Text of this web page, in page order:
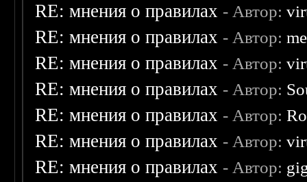
RE: мнения о правилах - Автор:
RE: мнения о правилах - Автор:
RE: мнения о правилах - Автор:
RE: мнения о правилах - Автор:
RE: мнения о правилах - Автор:
RE: мнения о правилах - Автор:
RE: мнения о правилах - Автор: